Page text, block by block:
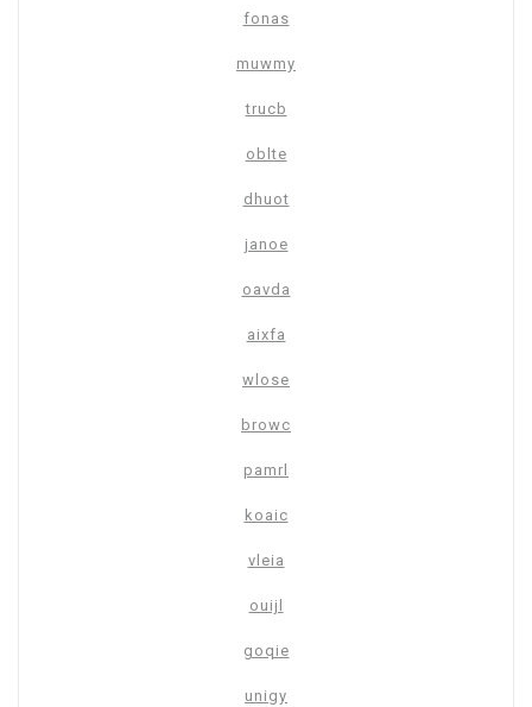
fonas
muwmy
trucb
oblte
dhuot
janoe
oavda
aixfa
wlose
browc
pamrl
koaic
vleia
ouijl
goqie
unigy